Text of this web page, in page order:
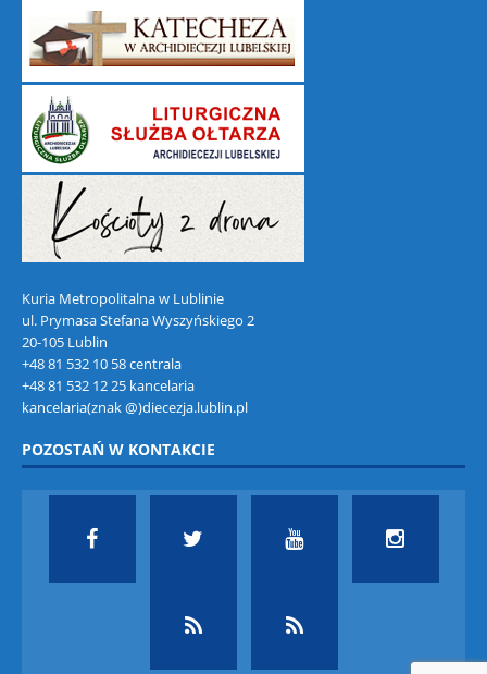
Kuria Metropolitalna w Lublinie
ul. Prymasa Stefana Wyszyńskiego 2
20-105 Lublin
+48 81 532 10 58 centrala
+48 81 532 12 25 kancelaria
kancelaria(znak @)diecezja.lublin.pl
POZOSTAŃ W KONTAKCIE